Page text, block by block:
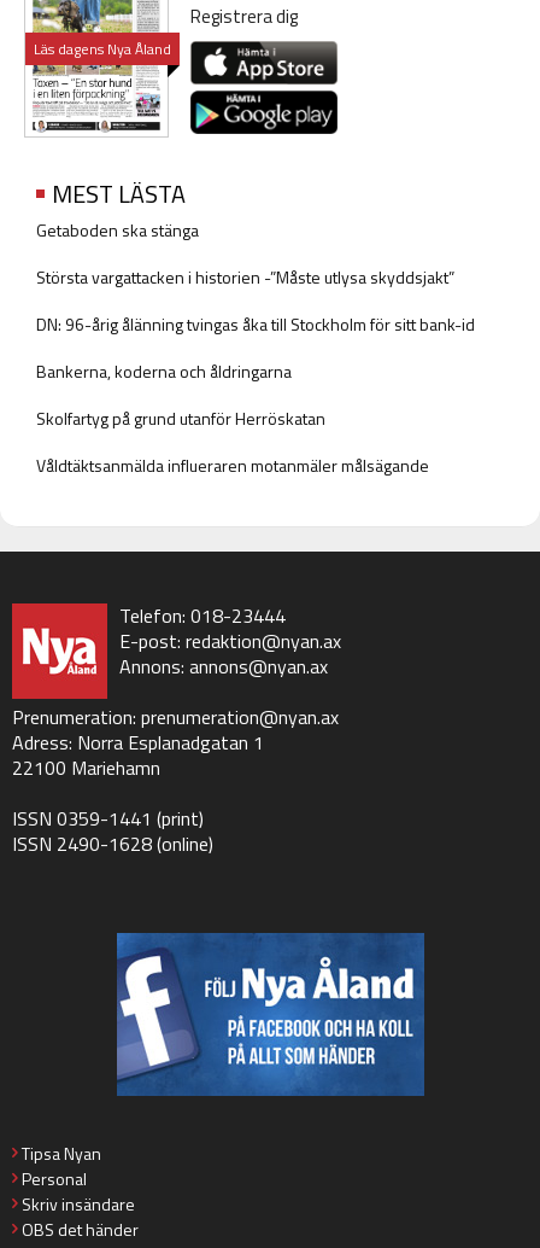
Läs dagens Nya Åland
Registrera dig
MEST LÄSTA
Getaboden ska stänga
Största vargattacken i historien -”Måste utlysa skyddsjakt”
DN: 96-årig ålänning tvingas åka till Stockholm för sitt bank-id
Bankerna, koderna och åldringarna
Skolfartyg på grund utanför Herröskatan
Våldtäktsanmälda influeraren motanmäler målsägande
Telefon: 018-23444
E-post: redaktion@nyan.ax
Annons: annons@nyan.ax
Prenumeration: prenumeration@nyan.ax
Adress: Norra Esplanadgatan 1
22100 Mariehamn
ISSN 0359-1441 (print)
ISSN 2490-1628 (online)
Tipsa Nyan
Personal
Skriv insändare
OBS det händer